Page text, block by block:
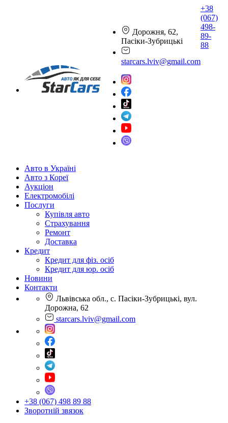
Дорожня, 62,
Пасіки-Зубрицькі
starcars.lviv@gmail.com
+38
(067)
498-
89-
88
Авто в Україні
Авто з Кореї
Аукціон
Електромобілі
Послуги
Купівля авто
Страхування
Ремонт
Доставка
Кредит
Кредит для фіз. осіб
Кредит для юр. осіб
Новини
Контакти
Львівська обл., с. Пасіки-Зубрицькі, вул.
Дорожна, 62
starcars.lviv@gmail.com
+38 (067) 498 89 88
Зворотній звязок